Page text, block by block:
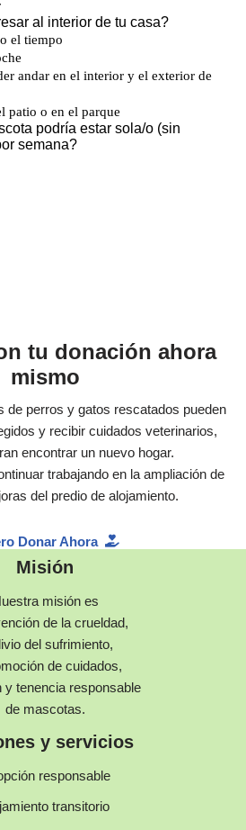
tu donación ahora
mismo
de perros y gatos rescatados pueden
y recibir cuidados veterinarios,
encontrar un nuevo hogar.
trabajando en la ampliación de
del predio de alojamiento.
Donar Ahora
Misión
misión es
de la crueldad,
del sufrimiento,
de cuidados,
y tenencia responsable
de mascotas.
y servicios
responsable
transitorio